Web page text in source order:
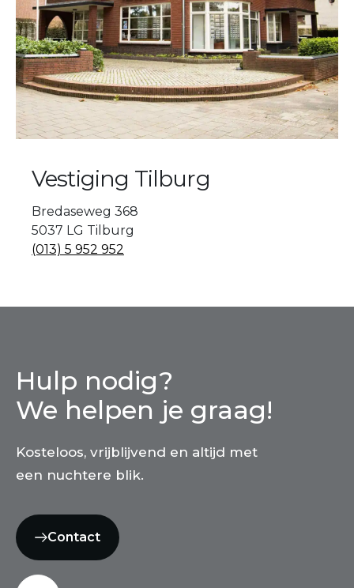
Vestiging Tilburg
Bredaseweg 368
5037 LG Tilburg
(013) 5 952 952
Hulp nodig?
We helpen je graag!
Kosteloos, vrijblijvend en altijd met
een nuchtere blik.
Contact